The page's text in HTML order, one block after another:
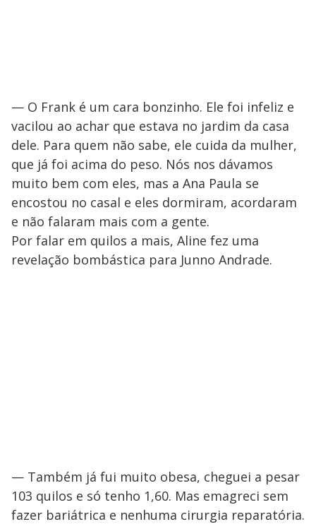
— O Frank é um cara bonzinho. Ele foi infeliz e
vacilou ao achar que estava no jardim da casa
dele. Para quem não sabe, ele cuida da mulher,
que já foi acima do peso. Nós nos dávamos
muito bem com eles, mas a Ana Paula se
encostou no casal e eles dormiram, acordaram
e não falaram mais com a gente.
Por falar em quilos a mais, Aline fez uma
revelação bombástica para Junno Andrade.
— Também já fui muito obesa, cheguei a pesar
103 quilos e só tenho 1,60. Mas emagreci sem
fazer bariátrica e nenhuma cirurgia reparatória.